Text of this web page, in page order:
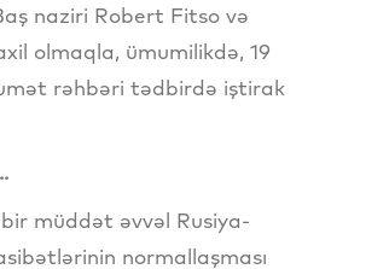
naziri Robert Fitso və
olmaqla, ümumilikdə, 19
rəhbəri tədbirdə iştirak
müddət əvvəl Rusiya-
normallaşması